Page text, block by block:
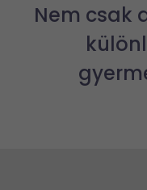
Nem csak